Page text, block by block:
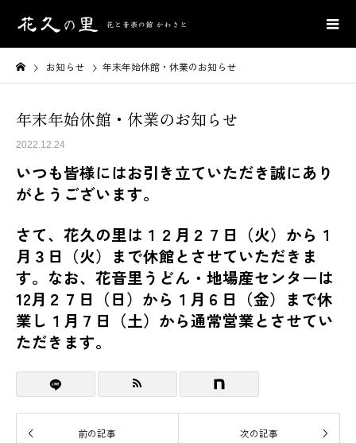
お知らせ 年末年始休館・休業のお知らせ
年末年始休館・休業のお知らせ
2022.12.24
いつも皆様にはお引き立ていただき誠にあり
がとうございます。
さて、花久の里は１２月２７日（火）から１
月３日（火）まで休館とさせていただきま
す。なお、花音里うどん・地場産センターは
12月２７日（日）から１月６日（金）まで休
業し１月７日（土）から通常営業とさせてい
ただきます。